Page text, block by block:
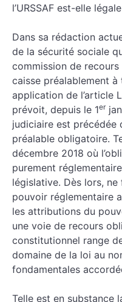
l’URSSAF est-elle
Dans sa rédaction
de la sécurité sociale
commission de recours
caisse préalablement
application de l’article
prévoit, depuis le 1er
judiciaire est précédée
préalable obligatoire.
décembre 2018 où
purement
législative. Dès lors,
pouvoir réglementaire
les attributions du
une voie de recours
constitutionnel range
domaine de la loi au
fondamentales
Telle est en substance